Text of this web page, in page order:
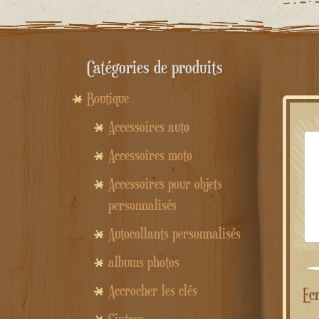
Ecriture personnalisée en
Catégories de produits
Boutique
Accessoires auto
Accessoires moto
Accessoires pour objets
personnalisés
Autocollants personnalisés
albums photos
Accrocher les clés